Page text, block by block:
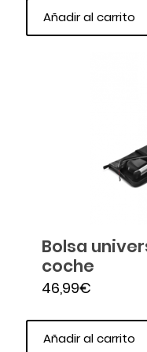
Añadir al carrito
Bolsa
coche
46,99€
Añadir al carrito